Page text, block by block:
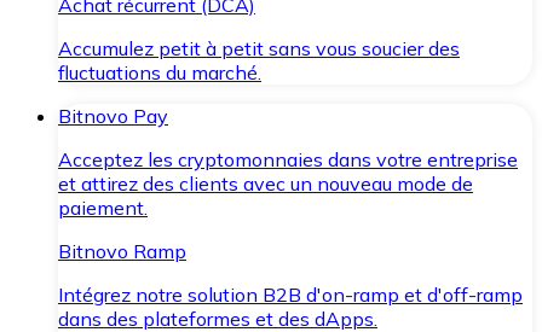
Achat récurrent (DCA)
Accumulez petit à petit sans vous soucier des
fluctuations du marché.
Bitnovo Pay
Acceptez les cryptomonnaies dans votre entreprise
et attirez des clients avec un nouveau mode de
paiement.
Bitnovo Ramp
Intégrez notre solution B2B d'on-ramp et d'off-ramp
dans des plateformes et des dApps.